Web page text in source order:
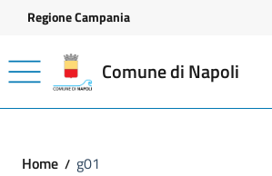
Vai ai contenuti
Vai al footer
Regione Campania
Comune di Napoli
Home g01